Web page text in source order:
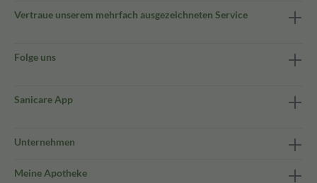
Vertraue unserem mehrfach ausgezeichneten Service
Folge uns
Sanicare App
Unternehmen
Meine Apotheke